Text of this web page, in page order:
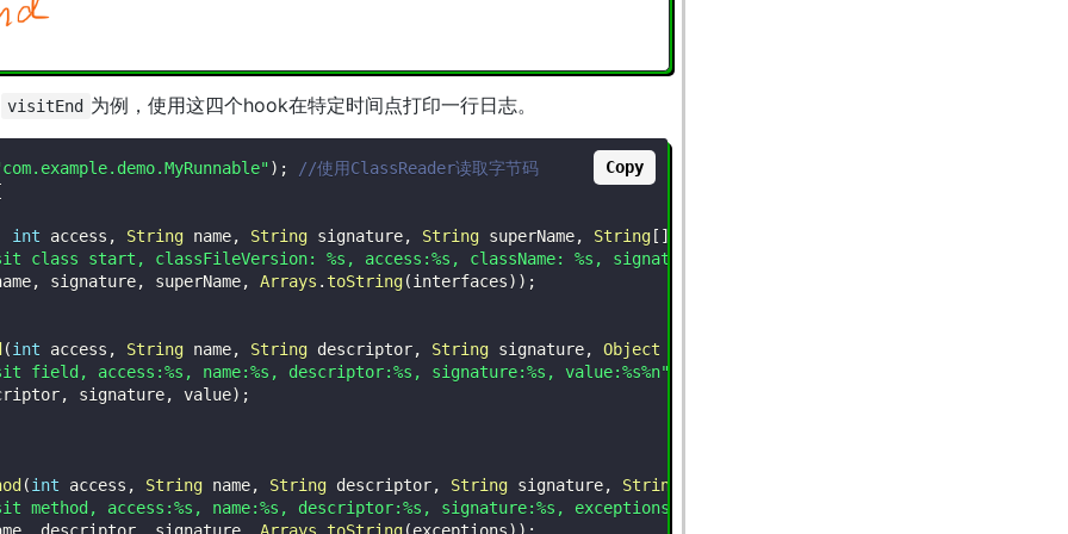
visitEnd 为例，使用这四个hook在特定时间点打印一行日志。
) ;
//使用ClassReader读取字节码
int access , String name, String signature, String superName, String [ ]
class start, classFileVersion: %s, access:%s, className: %s, signature:%s, superClass:%s, interfaces:%s%n"
, signature, superName, Arrays .toString(interfaces) ) ;
(int access , String name, String descriptor, String signature, Object
field, access:%s, name:%s, descriptor:%s, signature:%s, value:%s%n"
, signature, value) ;
(int access , String name, String descriptor, String signature, String
method, access:%s, name:%s, descriptor:%s, signature:%s, exceptions:%s%n"
Copy